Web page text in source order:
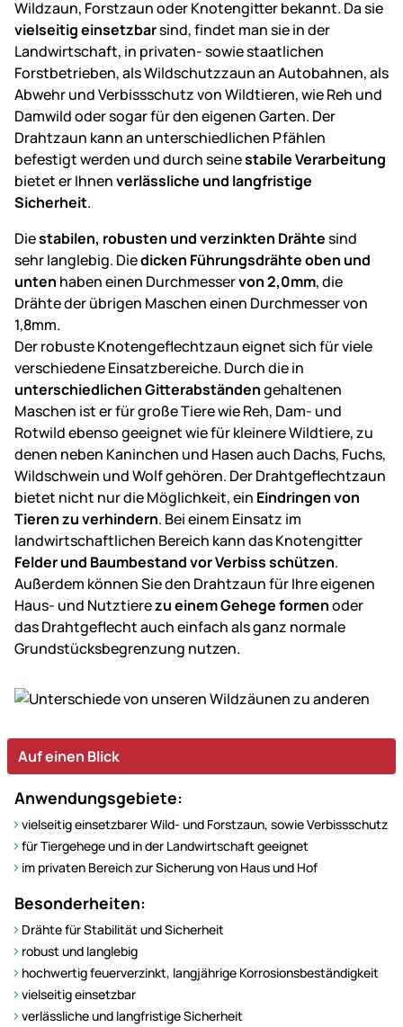
Wildzaun, Forstzaun oder Knotengitter bekannt. Da sie
vielseitig einsetzbarsind, findet man sie in der
Landwirtschaft, in privaten- sowie staatlichen
Forstbetrieben, als Wildschutzzaun an Autobahnen, als
Abwehr und Verbissschutz von Wildtieren, wie Reh und
Damwild oder sogar für den eigenen Garten. Der
Drahtzaun kann an unterschiedlichen Pfählen
befestigt werden und durch seinestabile Verarbeitung
bietet er Ihnenverlässliche und langfristige
Sicherheit.
Diestabilen, robusten und verzinkten Drähtesind
sehr langlebig. Diedicken Führungsdrähte oben und
unten haben einen Durchmesservon 2,0mm, die
Drähte der übrigen Maschen einen Durchmesser von
1,8mm.
Der robuste Knotengeflechtzaun eignet sich für viele
verschiedene Einsatzbereiche. Durch die in
unterschiedlichen Gitterabständengehaltenen
Maschen ist er für große Tiere wie Reh, Dam- und
Rotwild ebenso geeignet wie für kleinere Wildtiere, zu
denen neben Kaninchen und Hasen auch Dachs, Fuchs,
Wildschwein und Wolf gehören. Der Drahtgeflechtzaun
bietet nicht nur die Möglichkeit, ein Eindringen von
Tieren zu verhindern. Bei einem Einsatz im
landwirtschaftlichen Bereich kann das Knotengitter
Felder und Baumbestand vor Verbiss schützen.
Außerdem können Sie den Drahtzaun für Ihre eigenen
Haus- und Nutztierezu einem Gehege formenoder
das Drahtgeflecht auch einfach als ganz normale
Grundstücksbegrenzung nutzen.
Auf einen Blick
Anwendungsgebiete:
vielseitig einsetzbarer Wild- und Forstzaun, sowie Verbissschutz
für Tiergehege und in der Landwirtschaft geeignet
im privaten Bereich zur Sicherung von Haus und Hof
Besonderheiten:
Drähte für Stabilität und Sicherheit
robust und langlebig
hochwertig feuerverzinkt, langjährige Korrosionsbeständigkeit
vielseitig einsetzbar
verlässliche und langfristige Sicherheit